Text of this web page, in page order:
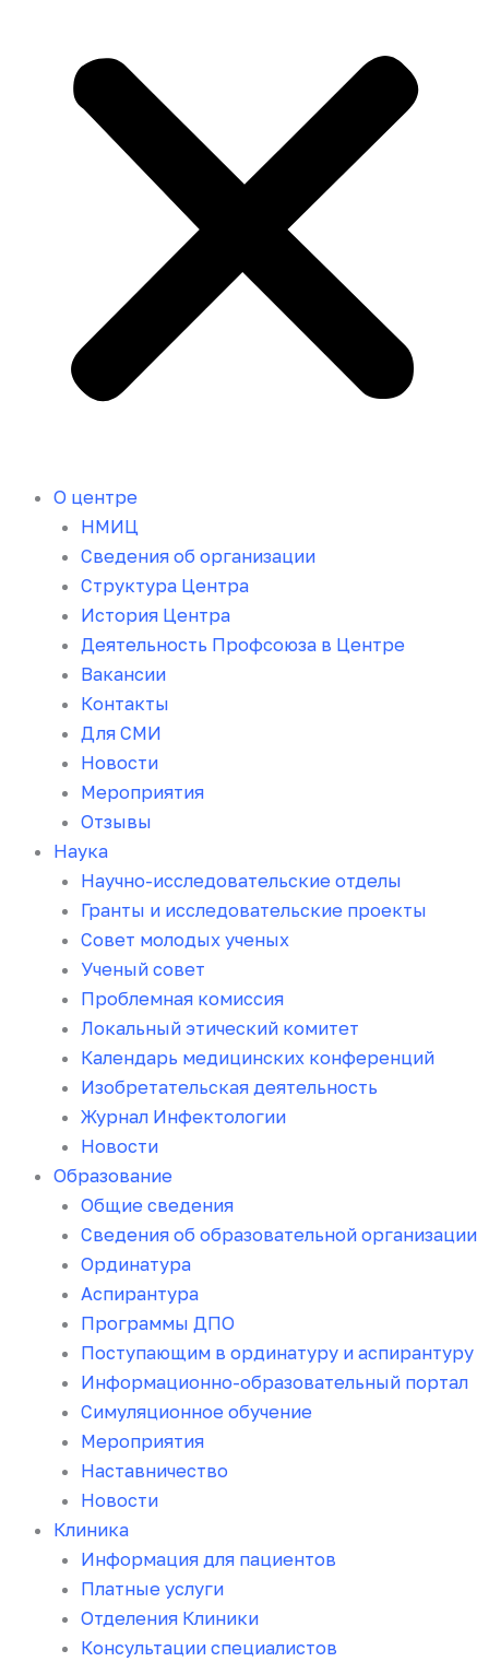
О центре
НМИЦ
Сведения об организации
Структура Центра
История Центра
Деятельность Профсоюза в Центре
Вакансии
Контакты
Для СМИ
Новости
Мероприятия
Отзывы
Наука
Научно-исследовательские отделы
Гранты и исследовательские проекты
Совет молодых ученых
Ученый совет
Проблемная комиссия
Локальный этический комитет
Календарь медицинских конференций
Изобретательская деятельность
Журнал Инфектологии
Новости
Образование
Общие сведения
Сведения об образовательной организации
Ординатура
Аспирантура
Программы ДПО
Поступающим в ординатуру и аспирантуру
Информационно-образовательный портал
Симуляционное обучение
Мероприятия
Наставничество
Новости
Клиника
Информация для пациентов
Платные услуги
Отделения Клиники
Консультации специалистов